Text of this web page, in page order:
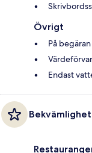
Övrigt
På begäran
Endast